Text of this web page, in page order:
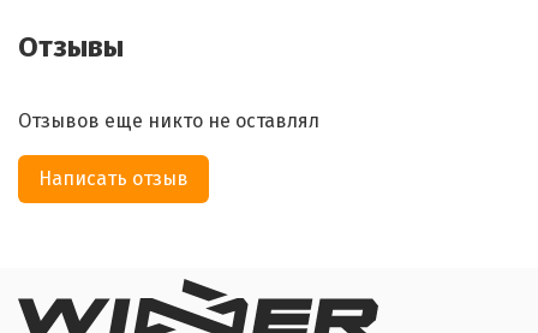
Отзывы
Отзывов еще никто не оставлял
Написать отзыв